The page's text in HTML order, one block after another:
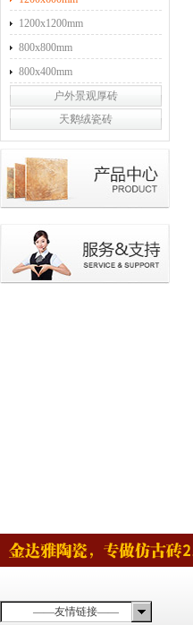
1200x1200mm
800x800mm
800x400mm
户外景观厚砖
天鹅绒瓷砖
——友情链接——